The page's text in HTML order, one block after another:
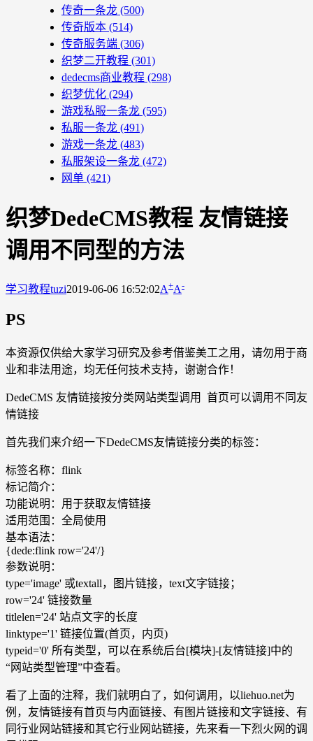
传奇一条龙 (500)
传奇版本 (514)
传奇服务端 (306)
织梦二开教程 (301)
dedecms商业教程 (298)
织梦优化 (294)
游戏私服一条龙 (595)
私服一条龙 (491)
游戏一条龙 (483)
私服架设一条龙 (472)
网单 (421)
织梦DedeCMS教程 友情链接
调用不同型的方法
学习教程tuzi2019-06-06 16:52:02A+A-
PS
本资源仅供给大家学习研究及参考借鉴美工之用，请勿用于商
业和非法用途，均无任何技术支持，谢谢合作！
DedeCMS 友情链接按分类网站类型调用 首页可以调用不同友
情链接
首先我们来介绍一下DedeCMS友情链接分类的标签：
标签名称：flink
标记简介：
功能说明：用于获取友情链接
适用范围：全局使用
基本语法：
{dede:flink row='24'/}
参数说明：
type='image' 或textall，图片链接，text文字链接；
row='24' 链接数量
titlelen='24' 站点文字的长度
linktype='1' 链接位置(首页，内页)
typeid='0' 所有类型，可以在系统后台[模块]-[友情链接]中的
“网站类型管理”中查看。
看了上面的注释，我们就明白了，如何调用，以liehuo.net为
例，友情链接有首页与内面链接、有图片链接和文字链接、有
同行业网站链接和其它行业网站链接，先来看一下烈火网的调